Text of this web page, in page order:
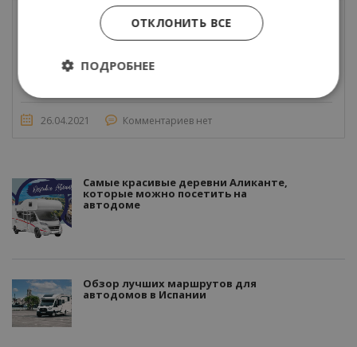
26.04.2021 Комментариев нет
Самые красивые деревни Аликанте,
которые можно посетить на
автодоме
Обзор лучших маршрутов для
автодомов в Испании
ОТКЛОНИТЬ ВСЕ
ПОДРОБНЕЕ